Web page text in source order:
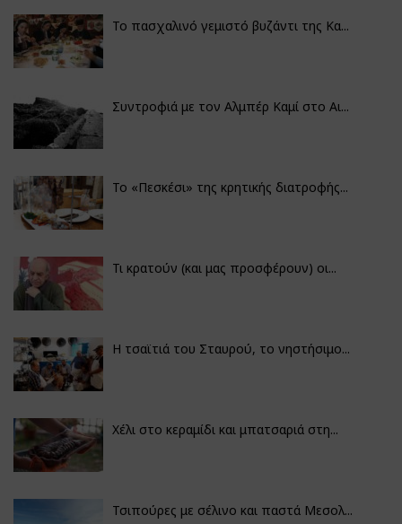
Το πασχαλινό γεμιστό βυζάντι της Κα...
Συντροφιά με τον Αλμπέρ Καμί στο Αι...
Το «Πεσκέσι» της κρητικής διατροφής...
Τι κρατούν (και μας προσφέρουν) οι...
Η τσαϊτιά του Σταυρού, το νηστήσιμο...
Χέλι στο κεραμίδι και μπατσαριά στη...
Τσιπούρες με σέλινο και παστά Μεσολ...